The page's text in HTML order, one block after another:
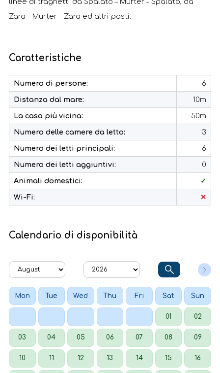
Zara – Murter – Zara ed altri posti.
Caratteristiche
Numero di persone: 6
Distanza dal mare: 10m
La casa più vicina: 50m
Numero delle camere da letto: 3
Numero dei letti principali: 6
Numero dei letti aggiuntivi: 0
Animali domestici: ✓
Wi-Fi: ✕
Calendario di disponibilità
Mon Tue Wed Thu Fri Sat Sun
01 02
03 04 05 06 07 08 09
10 11 12 13 14 15 16